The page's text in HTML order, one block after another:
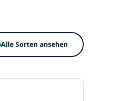
Alle Sorten ansehen